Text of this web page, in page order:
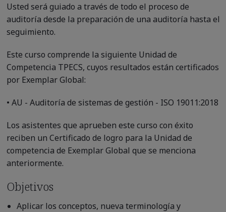
Usted será guiado a través de todo el proceso de
auditoría desde la preparación de una auditoría hasta el
seguimiento.
Este curso comprende la siguiente Unidad de
Competencia TPECS, cuyos resultados están certificados
por Exemplar Global:
• AU - Auditoría de sistemas de gestión - ISO 19011:2018
Los asistentes que aprueben este curso con éxito
reciben un Certificado de logro para la Unidad de
competencia de Exemplar Global que se menciona
anteriormente.
Objetivos
Aplicar los conceptos, nueva terminología y